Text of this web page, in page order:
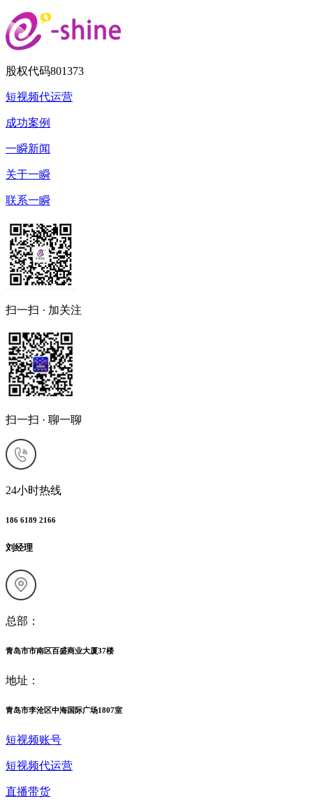
股权代码801373
短视频代运营
成功案例
一瞬新闻
关于一瞬
联系一瞬
扫一扫 · 加关注
扫一扫 · 聊一聊
24小时热线
186 6189 2166
刘经理
总部：
青岛市市南区百盛商业大厦37楼
地址：
青岛市李沧区中海国际广场1807室
短视频账号
短视频代运营
直播带货